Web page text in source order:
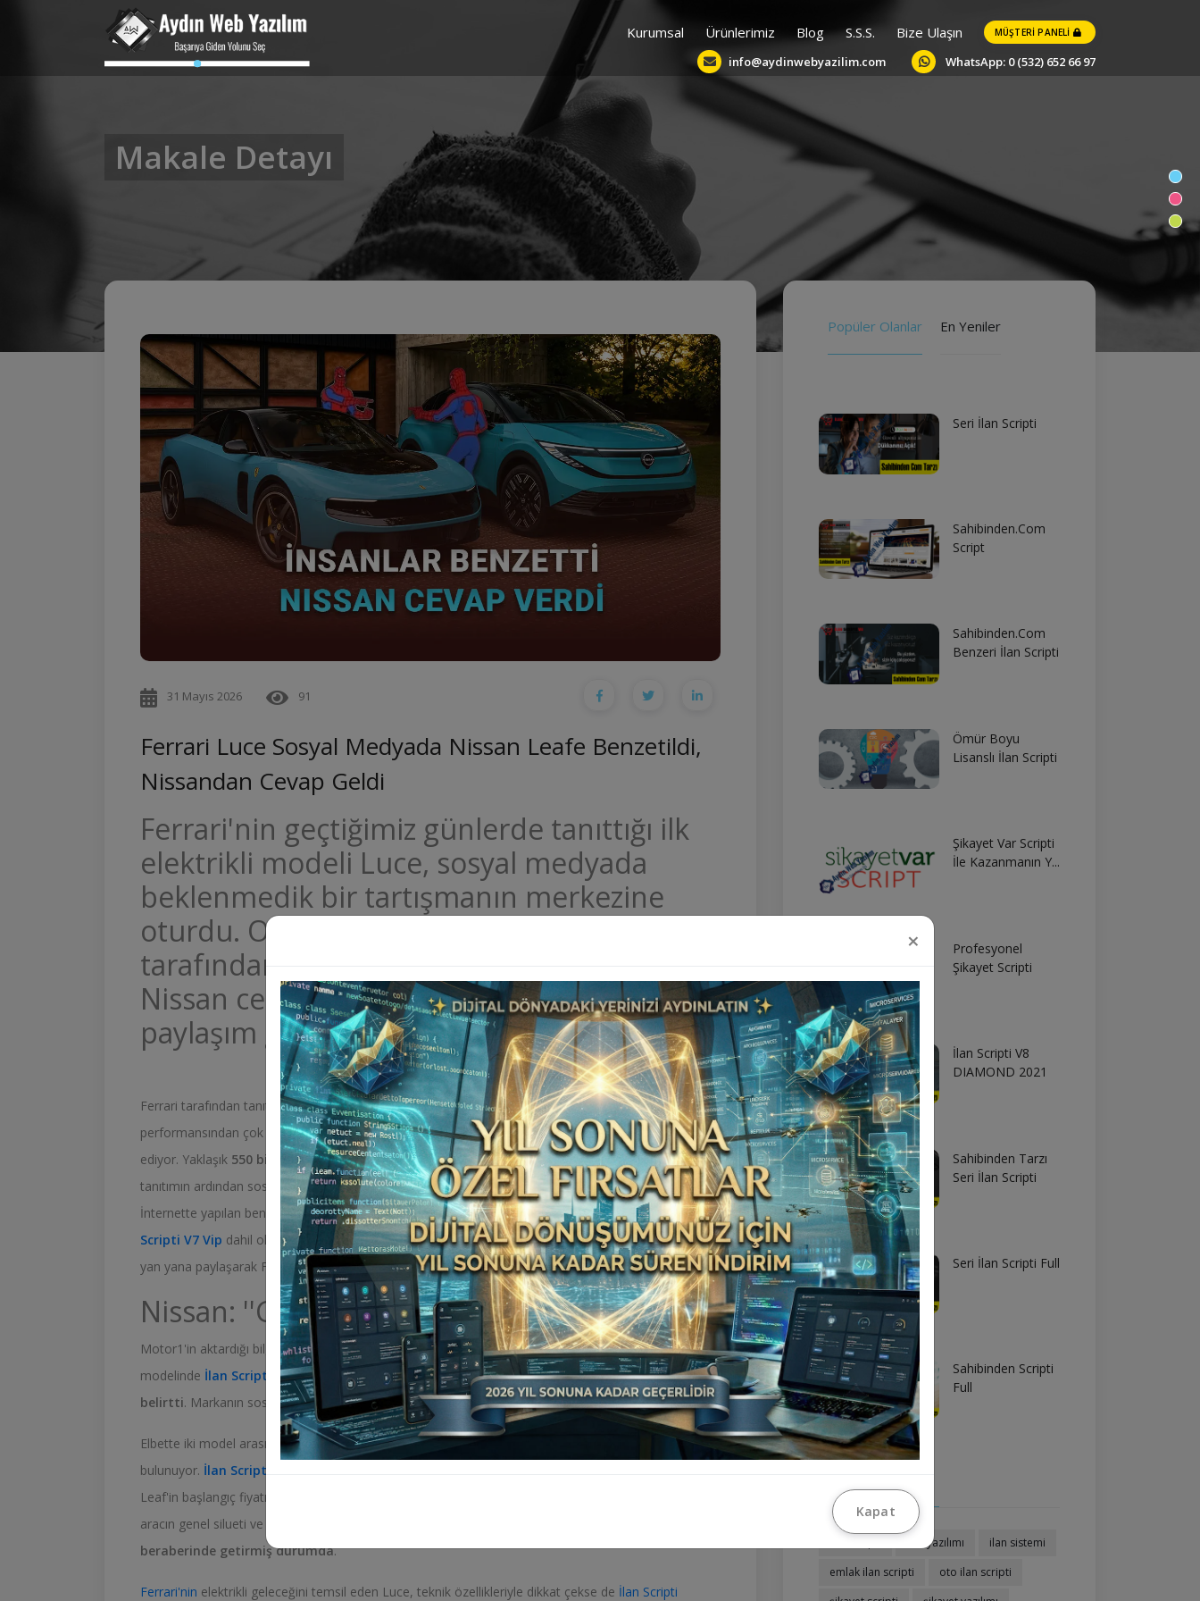
Kurumsal Ürünlerimiz Blog S.S.S. Bize Ulaşın MÜŞTERI PANELI
info@aydinwebyazilim.com WhatsApp: 0 (532) 652 66 97
Makale Detayı
31 Mayıs 2026 91
Ferrari Luce Sosyal Medyada Nissan Leafe Benzetildi,
Nissandan Cevap Geldi
Ferrari'nin geçtiğimiz günlerde tanıttığı ilk
elektrikli modeli Luce, sosyal medyada
beklenmedik bir tartışmanın merkezine
oturdu. Otomobilin tasarımı birçok kullanıcı
tarafından Nissan Leaf'e benzetilirken,
Nissan cephesinden de dikkat çeken bir
paylaşım geldi.
Ferrari tarafından tanıtılan ilk tamamen elektrikliİlan Scriptimodel Luce,İlan Scripti V8
performansından çok
İlan Scripti V7 Viptasarımıylaİlan Scripti V7 Vipgündeme gelmeye devam
ediyor. Yaklaşık 550 bin euro başlangıçİlan Scriptifiyatınasahipİlan Yazılımıolan model,
tanıtımın ardından sosyal medyada birçok kişi tarafından Nissan Leaf ile kıyaslandı.
İnternette yapılan benzetmeler kısa sürede büyürken, konuya doğrudan İlan Yazılımı Nissan daİlan
Scripti V7 Vip dahil oldu.İlan Scripti V7 VipNissan'ınİlan Yazılımıİrlanda hesabı, Leaf ve Luce'yi
yan yana paylaşarak Ferrari'ye göndermedeİlan Scriptibulunan bir mesaj yayımladı.
Nissan: ''Gurur duyuyoruz''
Motor1'in aktardığı bilgilere göre Nissan, Leaf tasarımının İlan Scripti V7 VipFerrari'nin yeni elektrikli
modelinde İlan Scripti V8görüldüğünü söyleyen yorumlara İlan Yazılımı 'gurur duyduklarını'
belirtti. Markanın sosyal medya paylaşımı kısa sürede büyük etkileşim aldı.
Elbette iki model arasında fiyat ve konumlandırma açısından
devasa farklar
bulunuyor. İlan Scripti V8
Leaf'in başlangıç fiyatı bunun
aracın genel silueti ve bazı tasarım detayları sosyal medyada
beraberinde getirmiş durumda.
Ferrari'nin elektrikli geleceğini temsil eden Luce, teknik özellikleriyle dikkat çekse de İlan Scripti
Popüler Olanlar En Yeniler
Seri İlan Scripti
Sahibinden.Com
Script
Sahibinden.Com
Benzeri İlan Scripti
Ömür Boyu
Lisanslı İlan Scripti
Şikayet Var Scripti
İle Kazanmanın Y...
Profesyonel
Şikayet Scripti
İlan Scripti V8
DIAMOND 2021
Sahibinden Tarzı
Seri İlan Scripti
Seri İlan Scripti Full
Sahibinden Scripti
Full
ilan yazılımı
ilan sistemi
emlak ilan scripti
oto ilan scripti
×
Kapat